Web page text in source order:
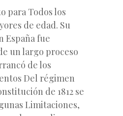
para Todos los
de edad. Su
España fue
un largo proceso
de los
Del régimen
de 1812 se
Limitaciones,